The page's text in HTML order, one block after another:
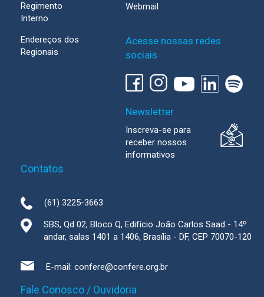
Regimento
Interno
Endereços dos
Regionais
Webmail
Acesse nossas redes
sociais
Newsletter
Inscreva-se para
receber nossos
informativos
Contatos
(61) 3225-3663
SBS, Qd 02, Bloco Q, Edifício João Carlos Saad - 14º
andar, salas 1401 a 1406, Brasília - DF, CEP 70070-120
E-mail: confere@confere.org.br
Fale Conosco / Ouvidoria